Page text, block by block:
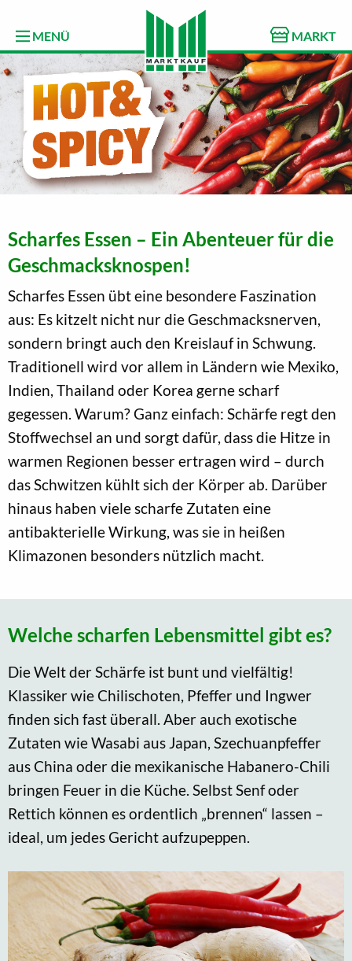
MENÜ MARKT
Scharfes Essen – Ein Abenteuer für die
Geschmacksknospen!
Scharfes Essen übt eine besondere Faszination
aus: Es kitzelt nicht nur die Geschmacksnerven,
sondern bringt auch den Kreislauf in Schwung.
Traditionell wird vor allem in Ländern wie Mexiko,
Indien, Thailand oder Korea gerne scharf
gegessen. Warum? Ganz einfach: Schärfe regt den
Stoffwechsel an und sorgt dafür, dass die Hitze in
warmen Regionen besser ertragen wird – durch
das Schwitzen kühlt sich der Körper ab. Darüber
hinaus haben viele scharfe Zutaten eine
antibakterielle Wirkung, was sie in heißen
Klimazonen besonders nützlich macht.
Welche scharfen Lebensmittel gibt es?
Die Welt der Schärfe ist bunt und vielfältig!
Klassiker wie Chilischoten, Pfeffer und Ingwer
finden sich fast überall. Aber auch exotische
Zutaten wie Wasabi aus Japan, Szechuanpfeffer
aus China oder die mexikanische Habanero-Chili
bringen Feuer in die Küche. Selbst Senf oder
Rettich können es ordentlich „brennen“ lassen –
ideal, um jedes Gericht aufzupeppen.